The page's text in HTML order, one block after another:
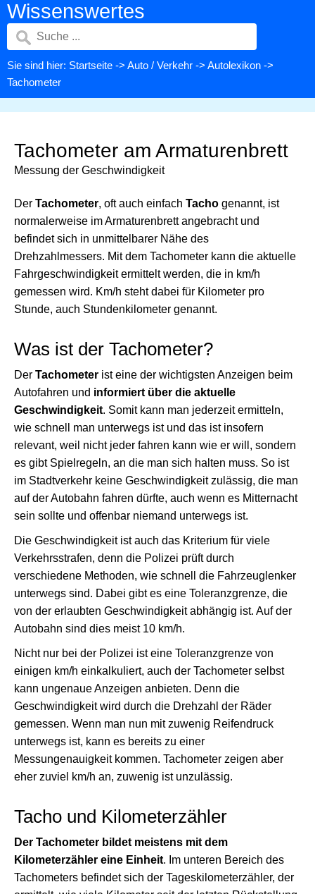
Wissenswertes
Sie sind hier: Startseite -> Auto / Verkehr -> Autolexikon ->
Tachometer
Tachometer am Armaturenbrett
Messung der Geschwindigkeit
Der Tachometer, oft auch einfach Tacho genannt, ist
normalerweise im Armaturenbrett angebracht und
befindet sich in unmittelbarer Nähe des
Drehzahlmessers. Mit dem Tachometer kann die aktuelle
Fahrgeschwindigkeit ermittelt werden, die in km/h
gemessen wird. Km/h steht dabei für Kilometer pro
Stunde, auch Stundenkilometer genannt.
Was ist der Tachometer?
Der Tachometer ist eine der wichtigsten Anzeigen beim
Autofahren und informiert über die aktuelle
Geschwindigkeit. Somit kann man jederzeit ermitteln,
wie schnell man unterwegs ist und das ist insofern
relevant, weil nicht jeder fahren kann wie er will, sondern
es gibt Spielregeln, an die man sich halten muss. So ist
im Stadtverkehr keine Geschwindigkeit zulässig, die man
auf der Autobahn fahren dürfte, auch wenn es Mitternacht
sein sollte und offenbar niemand unterwegs ist.
Die Geschwindigkeit ist auch das Kriterium für viele
Verkehrsstrafen, denn die Polizei prüft durch
verschiedene Methoden, wie schnell die Fahrzeuglenker
unterwegs sind. Dabei gibt es eine Toleranzgrenze, die
von der erlaubten Geschwindigkeit abhängig ist. Auf der
Autobahn sind dies meist 10 km/h.
Nicht nur bei der Polizei ist eine Toleranzgrenze von
einigen km/h einkalkuliert, auch der Tachometer selbst
kann ungenaue Anzeigen anbieten. Denn die
Geschwindigkeit wird durch die Drehzahl der Räder
gemessen. Wenn man nun mit zuwenig Reifendruck
unterwegs ist, kann es bereits zu einer
Messungenauigkeit kommen. Tachometer zeigen aber
eher zuviel km/h an, zuwenig ist unzulässig.
Tacho und Kilometerzähler
Der Tachometer bildet meistens mit dem
Kilometerzähler eine Einheit. Im unteren Bereich des
Tachometers befindet sich der Tageskilometerzähler, der